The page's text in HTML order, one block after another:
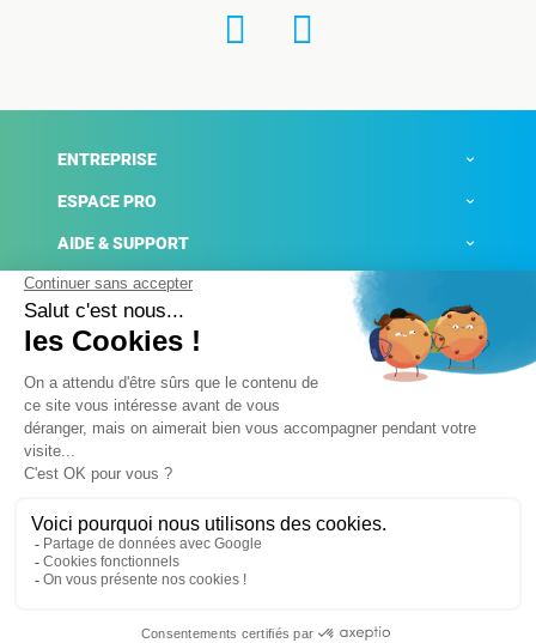
ENTREPRISE
ESPACE PRO
AIDE & SUPPORT
ACTUALITÉS
Mentions légales
Conditions générales de ventes
Plateforme de signalement